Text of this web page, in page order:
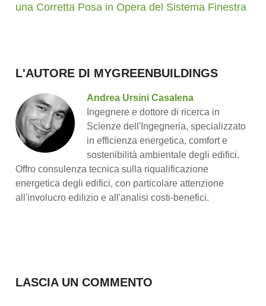
una Corretta Posa in Opera del Sistema Finestra
L'AUTORE DI MYGREENBUILDINGS
Andrea Ursini Casalena
Ingegnere e dottore di ricerca in
Scienze dell'Ingegneria, specializzato
in efficienza energetica, comfort e
sostenibilità ambientale degli edifici.
Offro consulenza tecnica sulla riqualificazione
energetica degli edifici, con particolare attenzione
all'involucro edilizio e all'analisi costi-benefici.
LASCIA UN COMMENTO